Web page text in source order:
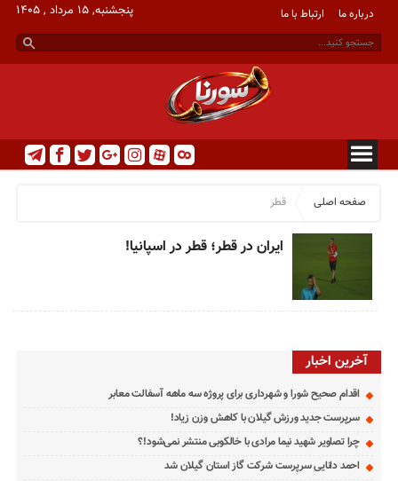
درباره ما ارتباط با ما پنجشنبه, ۱۵ مرداد , ۱۴۰۵
صفحه اصلی قطر
ایران در قطر؛ قطر در اسپانیا!
آخرین اخبار
اقدام صحیح شورا و شهرداری برای پروژه سه ماهه آسفالت معابر
سرپرست جدید ورزش گیلان با کاهش وزن زیاد!
چرا تصاویر شهید نیما مرادی با خالکوبی منتشر نمی‌شود!؟
احمد دانایی سرپرست شرکت گاز استان گیلان شد